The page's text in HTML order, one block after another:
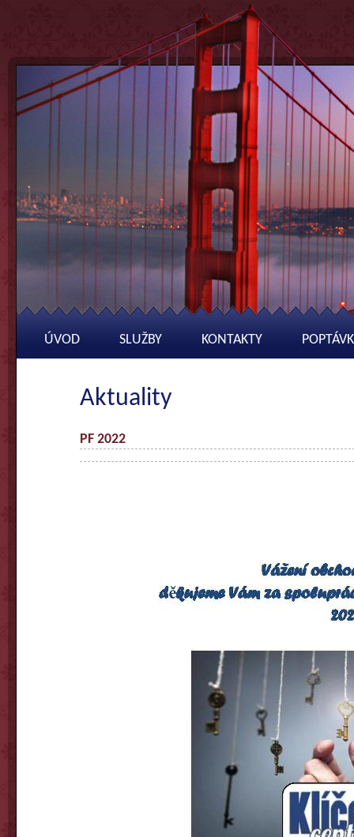
ÚVOD SLUŽBY KONTAKTY
Aktuality
PF 2022